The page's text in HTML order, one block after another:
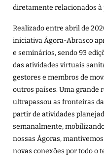
diretamente relacionados à
Realizado entre abril de
iniciativa Ágora-Abrasco
e seminários, sendo 93
das atividades virtuais
gestores e membros de
outros países. Uma grande
ultrapassou as fronteiras
partir de atividades
semanalmente,
nossas Ágoras,
novas conexões por todo o